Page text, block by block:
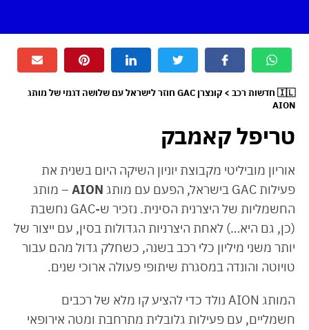
🇮🇱 חדשות רכב > קונצרן GAC חוזר לישראל עם שלושה דגמי של מותג
AION
טריפל קאמבק
אוריון מוביליטי מקבוצת יוניון השיקה היום בשנית את
פעילות GAC בישראל, הפעם עם מותג
AION – מותג
החשמליות של היצרנית הסינית. נזכיר ש-GAC נחשבת
(כן, גם היא…) לאחת היצרניות הגדולות בסין, עם ייצור של
יותר משני מיליון כלי רכב בשנה, כשחלק גדול מהם עבור
טויוטה והונדה במסגרת שיתופי פעולה ארוכי שנים.
המותג AION נולד כדי להציע קו מלא של רכבים
חשמליים, עם פעילות גלובלית מתרחבת ומטה אירופאי